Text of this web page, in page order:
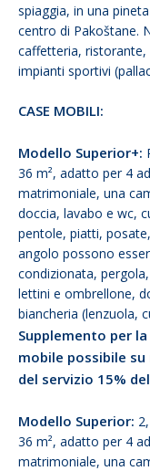
spiaggia, in una
centro di Pakoštane.
caffetteria, ristorante,
impianti sportivi
CASE MOBILI:
Modello Superior+:
36 m², adatto per 4
matrimoniale, una
doccia, lavabo e wc,
pentole, piatti,
angolo possono
condizionata,
lettini e ombrellone,
biancheria (lenzuola,
Supplemento per
mobile possibile
del servizio 15%
Modello Superior:
36 m², adatto per 4
matrimoniale, una